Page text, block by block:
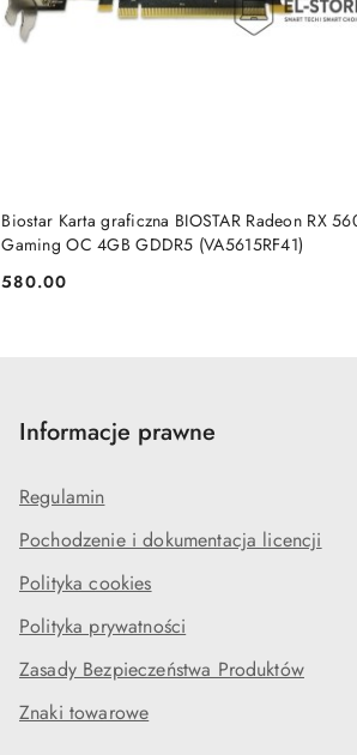
Biostar Karta graficzna BIOSTAR Radeon RX
Gaming OC 4GB GDDR5 (VA5615RF41)
Cena:
580.00
PRODUKT NIEDOSTĘPNY
Informacje prawne
Regulamin
Pochodzenie i dokumentacja licencji
Polityka cookies
Polityka prywatności
Zasady Bezpieczeństwa Produktów
Znaki towarowe